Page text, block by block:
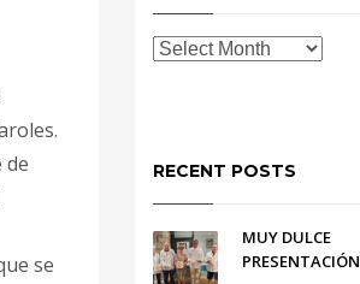
de
se
RECENT POSTS
MUY DULCE
PRESENTACIÓN